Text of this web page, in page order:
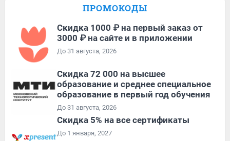
ПРОМОКОДЫ
Скидка 1000 ₽ на первый заказ от
3000 ₽ на сайте и в приложении
До 31 августа, 2026
Скидка 72 000 на высшее
образование и среднее специальное
образование в первый год обучения
До 31 августа, 2026
Скидка 5% на все сертификаты
До 1 января, 2027